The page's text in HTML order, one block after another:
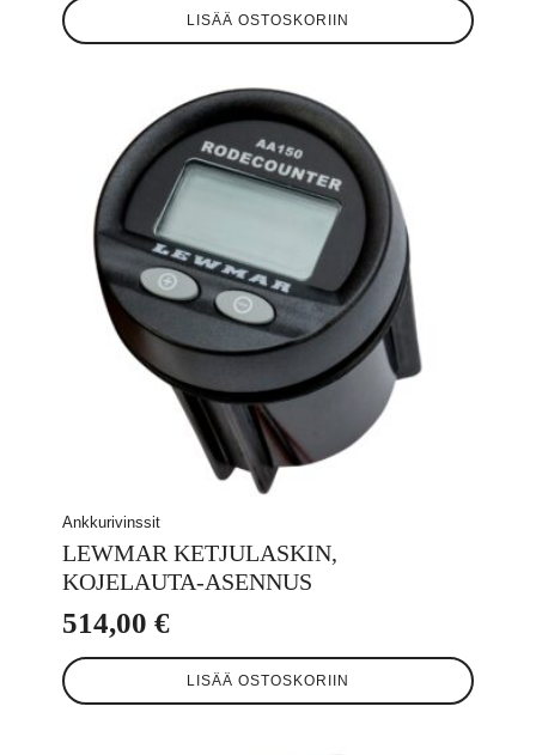
LISÄÄ OSTOSKORIIN
Ankkurivinssit
LEWMAR KETJULASKIN,
KOJELAUTA-ASENNUS
514,00 €
LISÄÄ OSTOSKORIIN